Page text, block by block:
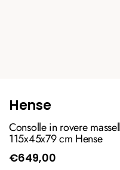
Hense
Consolle in rovere
115x45x79 cm Hense
€649,00